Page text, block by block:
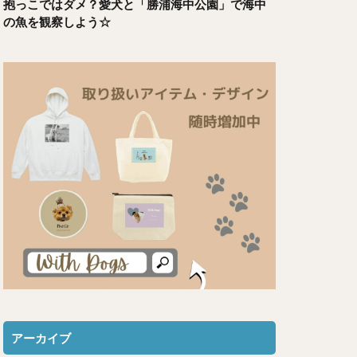
抱っこではダメ？愛犬と「勝浦海中公園」で海中
の魚を観察しよう☆
アーカイブ